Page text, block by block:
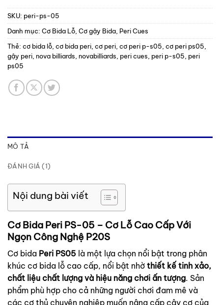
SKU: peri-ps-05
Danh mục: Cơ Bida Lỗ Cơ gậy Bida Peri Cues
Thẻ: cơ bida lỗ cơ bida peri cơ peri cơ peri p-s05 cơ peri ps05
gậy peri nova billiards novabilliards peri cues peri p-s05 peri
ps05
MÔ TẢ
ĐÁNH GIÁ (1)
Nội dung bài viết
Cơ Bida Peri PS-05 – Cơ Lỗ Cao Cấp Với
Ngọn Công Nghệ P20S
Cơ bida Peri PS05 là một lựa chọn nổi bật trong phân
khúc cơ bida lỗ cao cấp, nổi bật nhờ thiết kế tinh xảo,
chất liệu chất lượng và hiệu năng chơi ấn tượng. Sản
phẩm phù hợp cho cả những người chơi đam mê và
các cơ thủ chuyên nghiệp muốn nâng cấp cây cơ của